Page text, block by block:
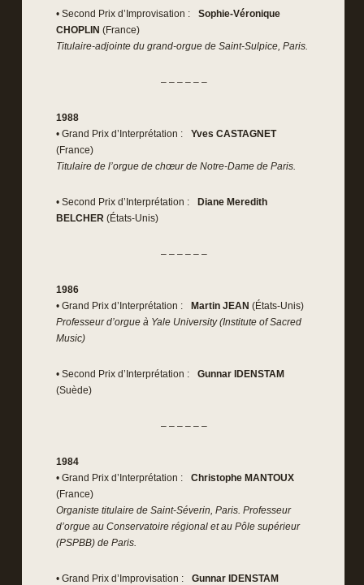
• Second Prix d’Improvisation : Sophie-Véronique
CHOPLIN (France)
Titulaire-adjointe du grand-orgue de Saint-Sulpice, Paris.
– – – – – –
1988
• Grand Prix d’Interprétation :
Yves CASTAGNET
(France)
Titulaire de l’orgue de chœur de Notre-Dame de Paris.
• Second Prix d’Interprétation :
Diane Meredith
BELCHER (États-Unis)
– – – – – –
1986
• Grand Prix d’Interprétation :
Martin JEAN (États-Unis)
Professeur d’orgue à Yale University (Institute of Sacred
Music)
• Second Prix d’Interprétation :
Gunnar IDENSTAM
(Suède)
– – – – – –
1984
• Grand Prix d’Interprétation : Christophe MANTOUX
(France)
Organiste titulaire de Saint-Séverin, Paris. Professeur
d’orgue au Conservatoire régional et au Pôle supérieur
(PSPBB) de Paris.
• Grand Prix d’Improvisation : Gunnar IDENSTAM